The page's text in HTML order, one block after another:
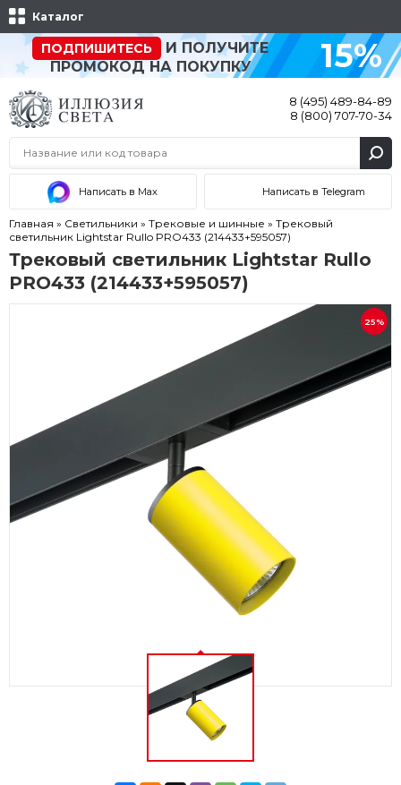
Каталог
ПОДПИШИТЕСЬ
И ПОЛУЧИТЕ
ПРОМОКОД НА ПОКУПКУ
15%
8 (495) 489-84-89
8 (800) 707-70-34
Написать в Max Написать в Telegram
Главная » Светильники » Трековые и шинные » Трековый
светильник Lightstar Rullo PRO433 (214433+595057)
Трековый светильник Lightstar Rullo
PRO433 (214433+595057)
25%